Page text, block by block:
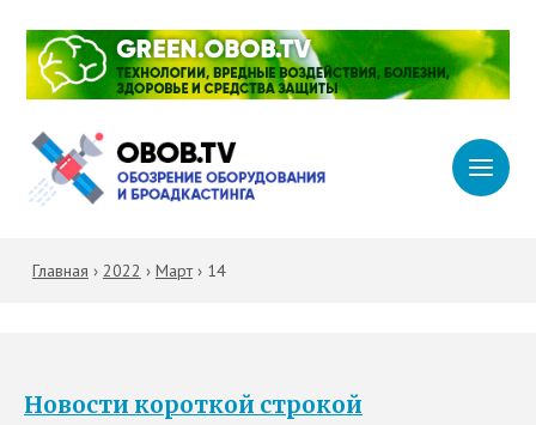
Главная › 2022 › Март› 14
Новости короткой строкой